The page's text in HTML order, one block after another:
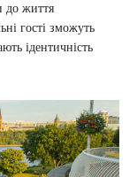
до життя
гості зможуть
ідентичність